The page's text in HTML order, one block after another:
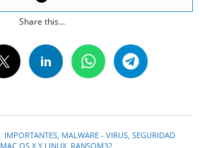
Share this...
IMPORTANTES, MALWARE - VIRUS, SEGURIDAD
MAC OS X Y LINUX, RANSOM32